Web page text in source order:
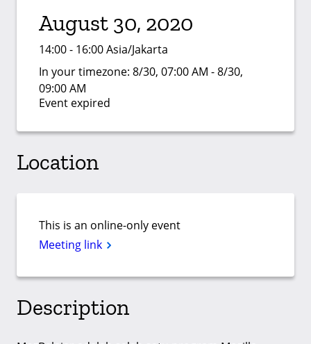
August 30, 2020
14:00 - 16:00 Asia/Jakarta
In your timezone: 8/30, 07:00 AM - 8/30,
09:00 AM
Event expired
Location
This is an online-only event
Meeting link
Description